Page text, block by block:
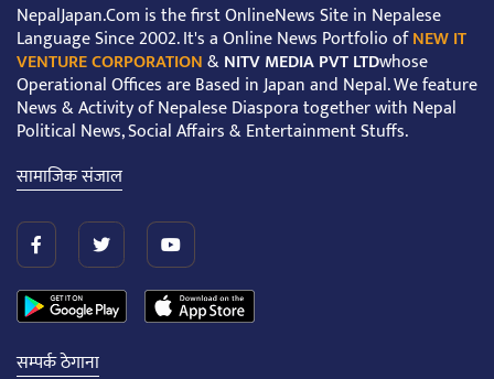
NepalJapan.Com is the first OnlineNews Site in Nepalese
Language Since 2002. It's a Online News Portfolio ofNEW IT
VENTURE CORPORATION&NITV MEDIA PVT LTDwhose
Operational Offices are Based in Japan and Nepal. We feature
News & Activity of Nepalese Diaspora together with Nepal
Political News, Social Affairs & Entertainment Stuffs.
सामाजिक संजाल
सम्पर्क ठेगाना